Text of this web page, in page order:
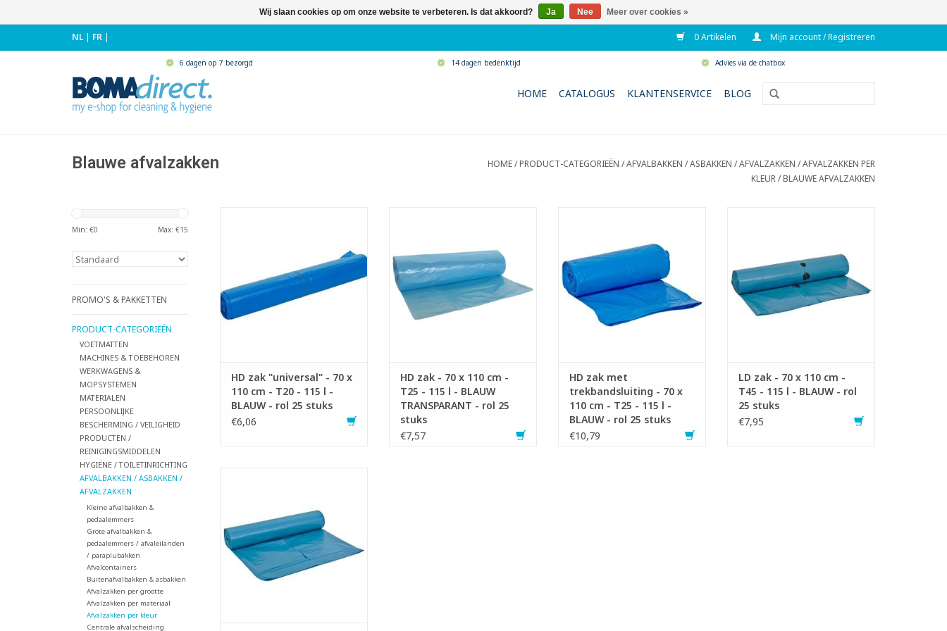
NL| FR | 0 Artikelen Mijn account / Registreren
6 dagen op 7 bezorgd 14 dagen bedenktijd Advies via de chatbox
HOME CATALOGUS KLANTENSERVICE BLOG
Blauwe afvalzakken HOME/PRODUCT-CATEGORIEËN /AFVALBAKKEN / ASBAKKEN / AFVALZAKKEN /AFVALZAKKEN PER
KLEUR/BLAUWE AFVALZAKKEN
Min: €0 Max: €15
PROMO'S & PAKKETTEN
PRODUCT-CATEGORIEËN
VOETMATTEN
MACHINES & TOEBEHOREN
WERKWAGENS &
MOPSYSTEMEN
MATERIALEN
PERSOONLIJKE
BESCHERMING / VEILIGHEID
PRODUCTEN /
REINIGINGSMIDDELEN
HYGIËNE / TOILETINRICHTING
AFVALBAKKEN / ASBAKKEN /
AFVALZAKKEN
Kleine afvalbakken &
pedaalemmers
Grote afvalbakken &
pedaalemmers / afvaleilanden
/ paraplubakken
Afvalcontainers
Buitenafvalbakken & asbakken
Afvalzakken per grootte
Afvalzakken per materiaal
Afvalzakken per kleur
Centrale afvalscheiding
met toevoeging van metalloceen.
Hierdoor krijgt de zak een betere
treksterkte en
doorscheurweerstand dan een
standaard HD zak
HD zak "universal" - 70 x
110 cm - T20 - 115 l -
BLAUW - rol 25 stuks
€6,06
courante werkwagens.
- Gemaakt met recycled
materiaal.
- Ideaal voor normaal afval.
- Voldoet aan Vlarema 7 en
HD zak - 70 x 110 cm -
T25 - 115 l - BLAUW
TRANSPARANT - rol 25
stuks
€7,57
- Inhoud: 115 liter
- Gemaakt van zuiver materiaal
met toevoeging van metalloceen.
Hierdoor krijgt de zak een betere
doorscheurweerstand
HD zak met
trekbandsluiting - 70 x
110 cm - T25 - 115 l -
BLAUW - rol 25 stuks
€10,79
materiaal.
- Ideaal voor zwaar afval.
- Voldoet aan Vlarema 7.
TOEVOEGEN AAN WINKELWAGEN
LD zak - 70 x 110 cm -
T45 - 115 l - BLAUW - rol
25 stuks
€7,95
materiaal.
- Ideaal voor zwaar afval.
- Voldoet aan Vlarema 7.
TOEVOEGEN AAN WINKELWAGEN
Wij slaan cookies op om onze website te verbeteren. Is dat akkoord? Ja Nee Meer over cookies »